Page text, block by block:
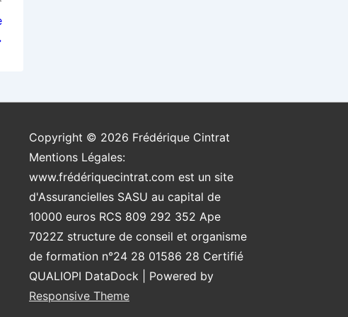
Copyright © 2026 Frédérique Cintrat
Mentions Légales:
www.frédériquecintrat.com est un site
d'Assurancielles SASU au capital de
10000 euros RCS 809 292 352 Ape
7022Z structure de conseil et organisme
de formation n°24 28 01586 28 Certifié
QUALIOPI DataDock
| Powered by
Responsive Theme